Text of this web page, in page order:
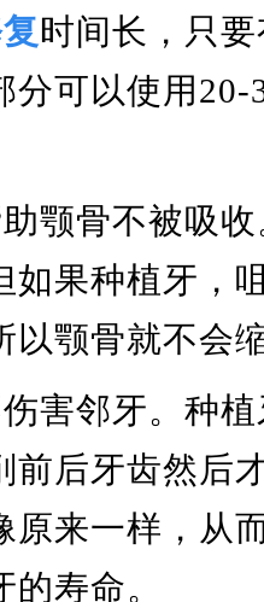
时间长，只
分可以使用
颚骨不被吸
如果种植牙，
以颚骨就不会
害邻牙。种
前后牙齿然后
原来一样，从
寿命。